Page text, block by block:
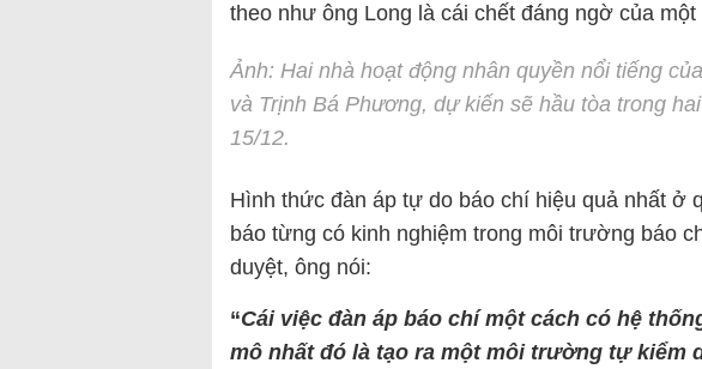
theo như ông Long là cái chết đáng ngờ của một
Ảnh: Hai nhà hoạt động nhân quyền nổi tiếng
và Trịnh Bá Phương, dự kiến sẽ hầu tòa trong
15/12.
Hình thức đàn áp tự do báo chí hiệu quả nhất ở
báo từng có kinh nghiệm trong môi trường báo
duyệt, ông nói:
“Cái việc đàn áp báo chí một cách có hệ
mô nhất đó là tạo ra một môi trường tự kiểm